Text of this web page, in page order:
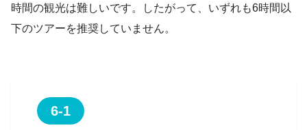
時間の観光は難しいです。したがって、いずれも6時間以
下のツアーを推奨していません。
6-1